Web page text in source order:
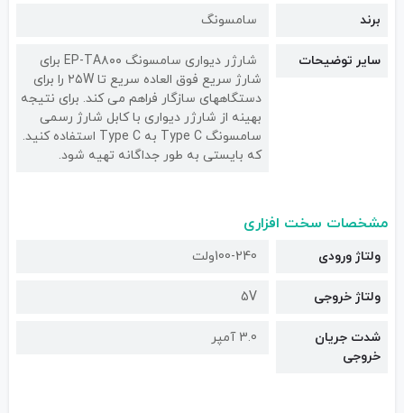
برند سامسونگ
سایر توضیحات
شارژر دیواری سامسونگ EP-TA۸۰۰ برای
شارژ سریع فوق العاده سریع تا ۲۵W را برای
دستگاههای سازگار فراهم می کند. برای نتیجه
بهینه از شارژر دیواری با کابل شارژ رسمی
سامسونگ Type C به Type C استفاده کنید.
که بایستی به طور جداگانه تهیه شود.
مشخصات سخت افزاری
ولتاژ ورودی 100-240ولت
ولتاژ خروجی 5V
شدت جریان
خروجی
3.0 آمپر